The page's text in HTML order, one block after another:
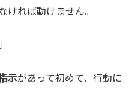
ければ動けません。
示があって初めて、行動に